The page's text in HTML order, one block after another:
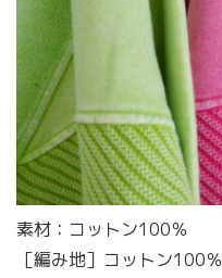
素材：コットン100％
［編み地］コットン100％